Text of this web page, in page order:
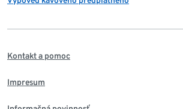
Kontakt a pomoc
Impresum